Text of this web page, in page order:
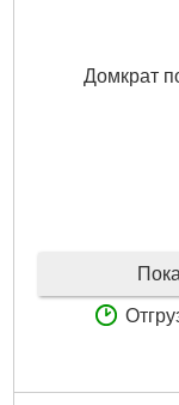
Домкрат